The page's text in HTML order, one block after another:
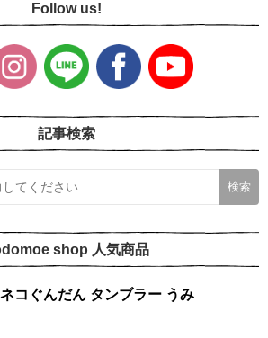
Follow us!
記事検索
shop 人気商品
ノラネコぐんだん タンブラー うみ